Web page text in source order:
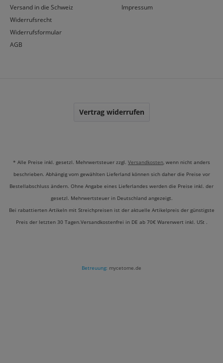
Versand in die Schweiz
Widerrufsrecht
Widerrufsformular
AGB
Impressum
Vertrag widerrufen
* Alle Preise inkl. gesetzl. Mehrwertsteuer zzgl. Versandkosten, wenn nicht anders
beschrieben. Abhängig vom gewählten Lieferland können sich daher die Preise vor
Bestellabschluss ändern. Ohne Angabe eines Lieferlandes werden die Preise inkl. der
gesetzl. Mehrwertsteuer in Deutschland angezeigt.
Bei rabattierten Artikeln mit Streichpreisen ist der aktuelle Artikelpreis der günstigste
Preis der letzten 30 Tagen.Versandkostenfrei in DE ab 70€ Warenwert inkl. USt .
Betreuung: mycetome.de